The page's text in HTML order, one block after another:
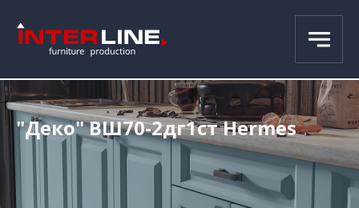
"Деко" ВШ70-2дг1ст Hermes